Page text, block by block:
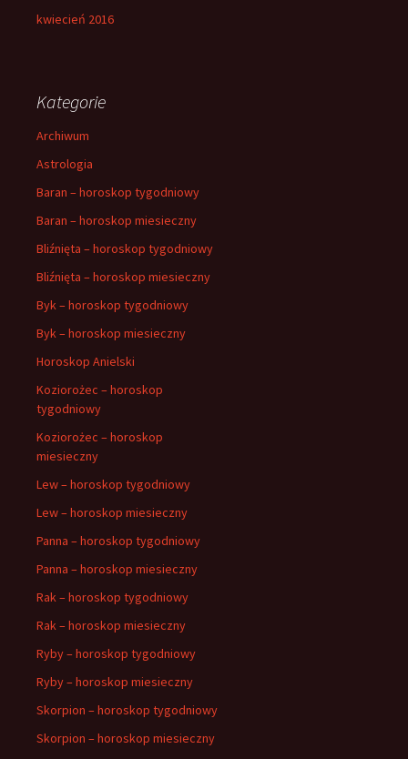
kwiecień 2016
Kategorie
Archiwum
Astrologia
Baran – horoskop tygodniowy
Baran – horoskop miesieczny
Bliźnięta – horoskop tygodniowy
Bliźnięta – horoskop miesieczny
Byk – horoskop tygodniowy
Byk – horoskop miesieczny
Horoskop Anielski
Koziorożec – horoskop
tygodniowy
Koziorożec – horoskop
miesieczny
Lew – horoskop tygodniowy
Lew – horoskop miesieczny
Panna – horoskop tygodniowy
Panna – horoskop miesieczny
Rak – horoskop tygodniowy
Rak – horoskop miesieczny
Ryby – horoskop tygodniowy
Ryby – horoskop miesieczny
Skorpion – horoskop tygodniowy
Skorpion – horoskop miesieczny